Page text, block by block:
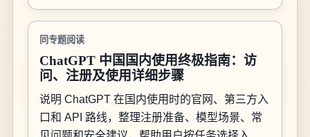
同专题阅读
ChatGPT 中国国内使用终极指南：访
问、注册及使用详细步骤
说明 ChatGPT 在国内使用时的官网、第三方入
口和 API 路线，整理注册准备、模型场景、常